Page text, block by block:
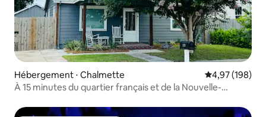
Hébergement ⋅ Chalmette Évaluation
4,97 (198)
À 15 minutes du quartier français et de la Nouvelle-